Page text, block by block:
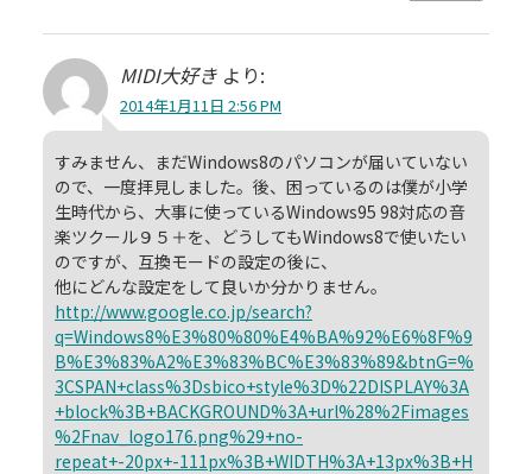
MIDI大好き より:
2014年1月11日 2:56 PM
すみません、まだWindows8のパソコンが届いていない
ので、一度拝見しました。後、困っているのは僕が小学
生時代から、大事に使っているWindows95 98対応の音
楽ツクール９５＋を、どうしてもWindows8で使いたい
のですが、互換モードの設定の後に、
他にどんな設定をして良いか分かりません。
http://www.google.co.jp/search?
q=Windows8%E3%80%80%E4%BA%92%E6%8F%9
B%E3%83%A2%E3%83%BC%E3%83%89&btnG=%
3CSPAN+class%3Dsbico+style%3D%22DISPLAY%3A
+block%3B+BACKGROUND%3A+url%28%2Fimages
%2Fnav_logo176.png%29+no-
repeat+-20px+-111px%3B+WIDTH%3A+13px%3B+H